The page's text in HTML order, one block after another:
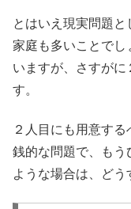
とはいえ現実問題
家庭も多いことで
いますが、さすが
す。
２人目にも用意す
銭的な問題で、も
ような場合は、ど